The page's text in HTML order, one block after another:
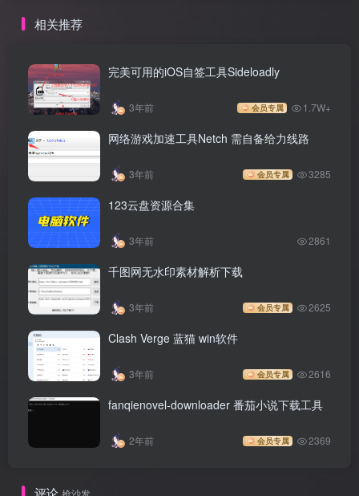
相关推荐
完美可用的iOS自签工具Sideloadly
3年前 会员专属 1.7W+
网络游戏加速工具Netch 需自备给力线路
3年前 会员专属 3285
123云盘资源合集
3年前 2861
千图网无水印素材解析下载
3年前 会员专属 2625
Clash Verge 蓝猫 win软件
3年前 会员专属 2616
fanqienovel-downloader 番茄小说下载工具
2年前 会员专属 2369
评论